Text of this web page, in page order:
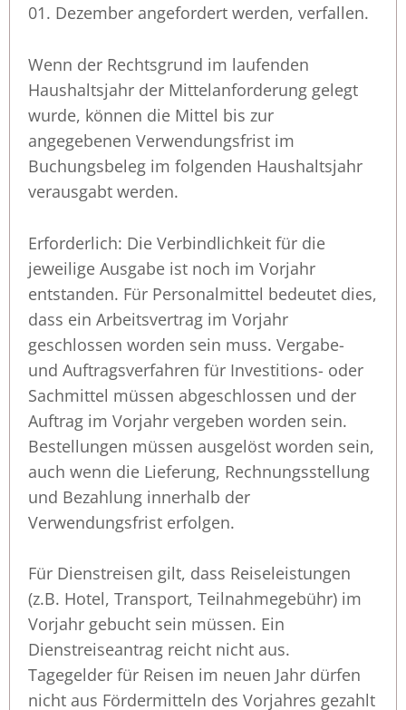
01. Dezember angefordert werden, verfallen.
Wenn der Rechtsgrund im laufenden
Haushaltsjahr der Mittelanforderung gelegt
wurde, können die Mittel bis zur
angegebenen Verwendungsfrist im
Buchungsbeleg im folgenden Haushaltsjahr
verausgabt werden.
Erforderlich: Die Verbindlichkeit für die
jeweilige Ausgabe ist noch im Vorjahr
entstanden. Für Personalmittel bedeutet dies,
dass ein Arbeitsvertrag im Vorjahr
geschlossen worden sein muss. Vergabe-
und Auftragsverfahren für Investitions- oder
Sachmittel müssen abgeschlossen und der
Auftrag im Vorjahr vergeben worden sein.
Bestellungen müssen ausgelöst worden sein,
auch wenn die Lieferung, Rechnungsstellung
und Bezahlung innerhalb der
Verwendungsfrist erfolgen.
Für Dienstreisen gilt, dass Reiseleistungen
(z.B. Hotel, Transport, Teilnahmegebühr) im
Vorjahr gebucht sein müssen. Ein
Dienstreiseantrag reicht nicht aus.
Tagegelder für Reisen im neuen Jahr dürfen
nicht aus Fördermitteln des Vorjahres gezahlt